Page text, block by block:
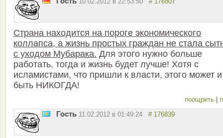
Страна находится на пороге экономического
коллапса, а жизнь простых граждан не стала
с уходом Мубарака. Для этого нужно больше
работать, тогда и жизнь будет лучше! Хотя с
исламистами, что пришли к власти, этого может
быть НИКОГДА!
поощрить
Гость 11.02.2012 в 01:49:24 # 176839